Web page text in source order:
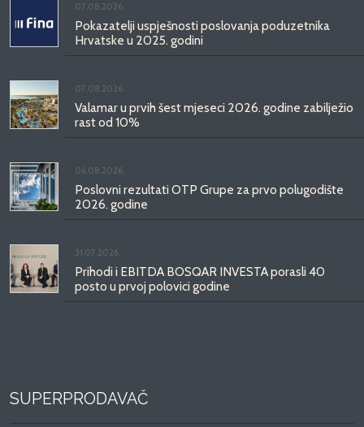
07.08.2026.
Pokazatelji uspješnosti poslovanja poduzetnika
Hrvatske u 2025. godini
07.08.2026.
Valamar u prvih šest mjeseci 2026. godine zabilježio
rast od 10%
06.08.2026.
Poslovni rezultati OTP Grupe za prvo polugodište
2026. godine
31.07.2026.
Prihodi i EBITDA BOSQAR INVESTA porasli 40
posto u prvoj polovici godine
SUPERPRODAVAČ